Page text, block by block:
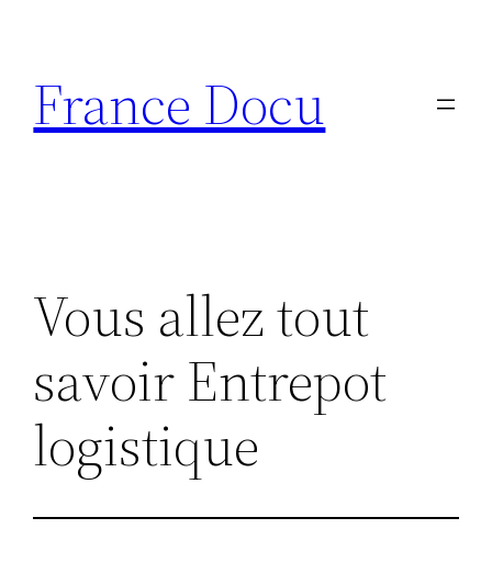
contenu
France Docu
Vous allez tout
savoir Entrepot
logistique